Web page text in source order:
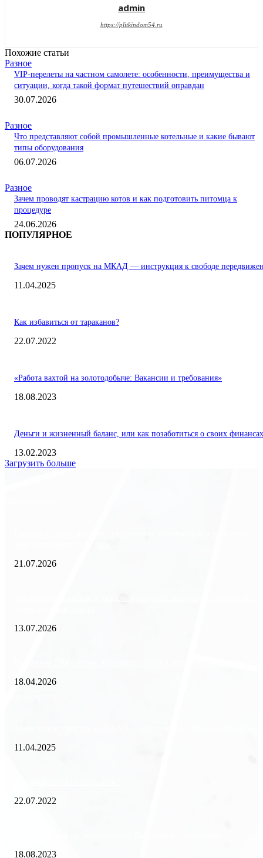
admin
https://plitkindom54.ru
Похожие статьи
Разное
VIP-перелеты на частном самолете: особенности, преимущества и
ситуации, когда такой формат путешествий оправдан
30.07.2026
Разное
Что представляют собой промышленные котельные и какие бывают
типы оборудования
06.07.2026
Разное
Зачем проводят кастрацию котов и как подготовить питомца к
процедуре
24.06.2026
ПОПУЛЯРНОЕ
Зачем нужен пропуск на МКАД — инструкция к свободе
11.04.2025
Как избавиться от тараканов?
22.07.2022
«Работа вахтой на золотодобыче: Вакансии и требования»
18.08.2023
Деньги и жизненный баланс, или как позаботиться о своих финансах
13.02.2023
Загрузить больше
21.07.2026
13.07.2026
18.04.2026
11.04.2025
22.07.2022
18.08.2023